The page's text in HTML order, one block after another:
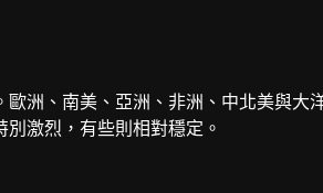
洲、南美、亞洲、非洲、中北美與大
激烈，有些則相對穩定。